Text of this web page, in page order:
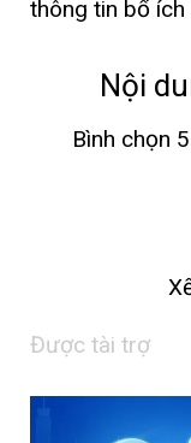
thông tin bổ ích
Nội
Bình chọn
Được tài trợ